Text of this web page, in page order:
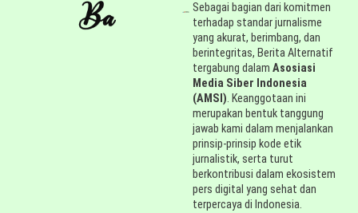
Sebagai bagian dari komitmen
terhadap standar jurnalisme
yang akurat, berimbang, dan
berintegritas, Berita Alternatif
tergabung dalamAsosiasi
Media Siber Indonesia
(AMSI). Keanggotaan ini
merupakan bentuk tanggung
jawab kami dalam menjalankan
prinsip-prinsip kode etik
jurnalistik, serta turut
berkontribusi dalam ekosistem
pers digital yang sehat dan
terpercaya di Indonesia.